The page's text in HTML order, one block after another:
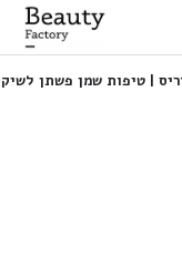
| טיפות שמן פשתן לשיקום